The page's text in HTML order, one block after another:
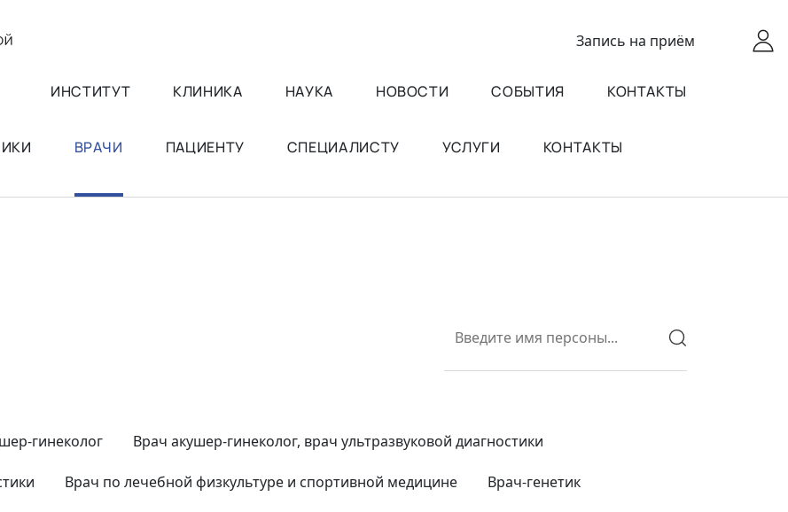
Запись на приём
ИНСТИТУТ КЛИНИКА НАУКА НОВОСТИ СОБЫТИЯ КОНТАКТЫ
ВРАЧИ ПАЦИЕНТУ СПЕЦИАЛИСТУ УСЛУГИ КОНТАКТЫ
гинеколог Врач акушер-гинеколог, врач ультразвуковой диагностики
Врач по лечебной физкультуре и спортивной медицине Врач-генетик